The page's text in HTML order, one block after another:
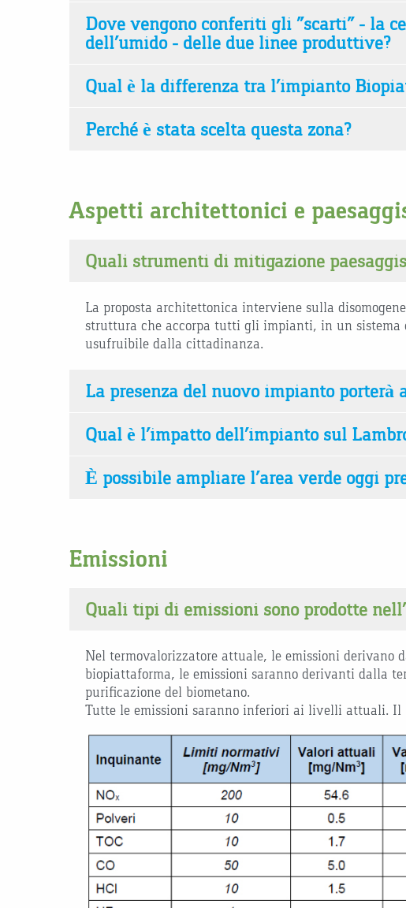
Dove vengono conferiti gli “scarti” - la
dell’umido - delle due linee produttive?
Qual è la differenza tra l’impianto
Perché è stata scelta questa zona?
Aspetti architettonici e
Quali strumenti di mitigazione
La proposta architettonica interviene sulla
struttura che accorpa tutti gli impianti, in un sistema
usufruibile dalla cittadinanza.
La presenza del nuovo impianto
Qual è l’impatto dell’impianto sul
È possibile ampliare l’area verde oggi
Emissioni
Quali tipi di emissioni sono prodotte
Nel termovalorizzatore attuale, le emissioni
biopiattaforma, le emissioni saranno derivanti dalla
purificazione del biometano.
Tutte le emissioni saranno inferiori ai livelli attuali.